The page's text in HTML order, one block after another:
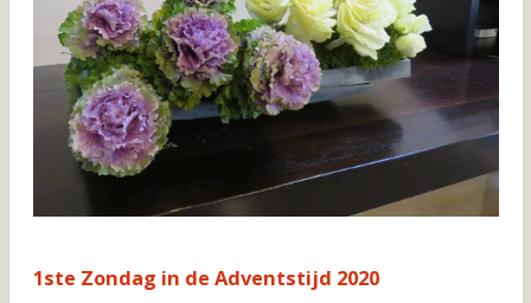
1ste Zondag in de Adventstijd 2020